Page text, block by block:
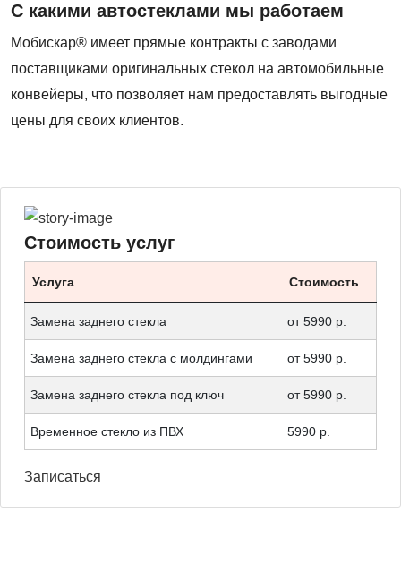
С какими автостеклами мы работаем
Мобискар® имеет прямые контракты с заводами
поставщиками оригинальных стекол на автомобильные
конвейеры, что позволяет нам предоставлять выгодные
цены для своих клиентов.
Стоимость услуг
Услуга Стоимость
Замена заднего стекла от 5990 р.
Замена заднего стекла с молдингами от 5990 р.
Замена заднего стекла под ключ от 5990 р.
Временное стекло из ПВХ 5990 р.
Записаться